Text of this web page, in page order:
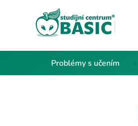
Problémy s učením